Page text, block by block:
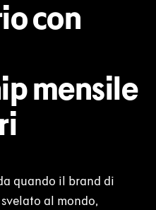
con
mensile
quando il brand di
al mondo,